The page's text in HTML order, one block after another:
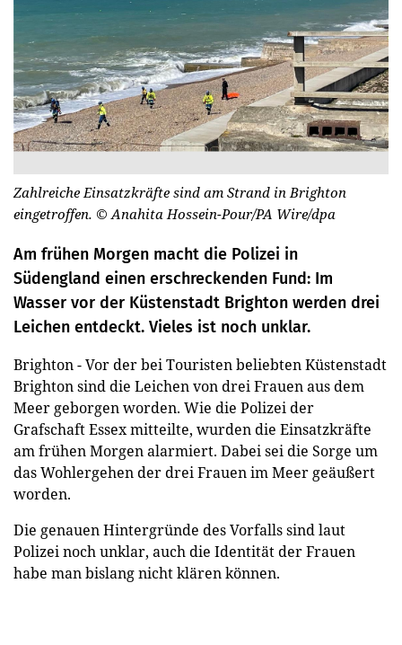
Zahlreiche Einsatzkräfte sind am Strand in Brighton
eingetroffen. © Anahita Hossein-Pour/PA Wire/dpa
Am frühen Morgen macht die Polizei in
Südengland einen erschreckenden Fund: Im
Wasser vor der Küstenstadt Brighton werden drei
Leichen entdeckt. Vieles ist noch unklar.
Brighton - Vor der bei Touristen beliebten Küstenstadt
Brighton sind die Leichen von drei Frauen aus dem
Meer geborgen worden. Wie die Polizei der
Grafschaft Essex mitteilte, wurden die Einsatzkräfte
am frühen Morgen alarmiert. Dabei sei die Sorge um
das Wohlergehen der drei Frauen im Meer geäußert
worden.
Die genauen Hintergründe des Vorfalls sind laut
Polizei noch unklar, auch die Identität der Frauen
habe man bislang nicht klären können.